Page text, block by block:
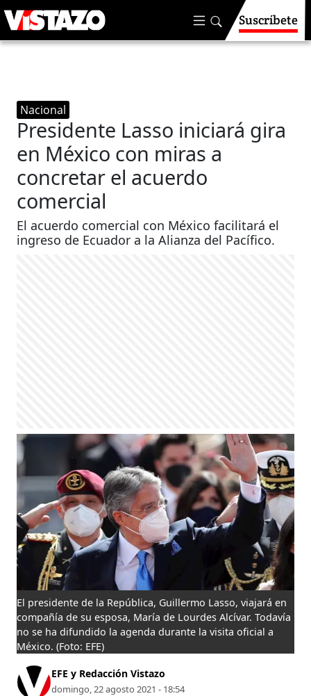
Suscríbete
Nacional
Presidente Lasso iniciará gira
en México con miras a
concretar el acuerdo
comercial
El acuerdo comercial con México facilitará el
ingreso de Ecuador a la Alianza del Pacífico.
El presidente de la República, Guillermo Lasso, viajará en
compañía de su esposa, María de Lourdes Alcívar. Todavía
no se ha difundido la agenda durante la visita oficial a
México. (Foto: EFE)
EFE y Redacción Vistazo
domingo, 22 agosto 2021 - 18:54